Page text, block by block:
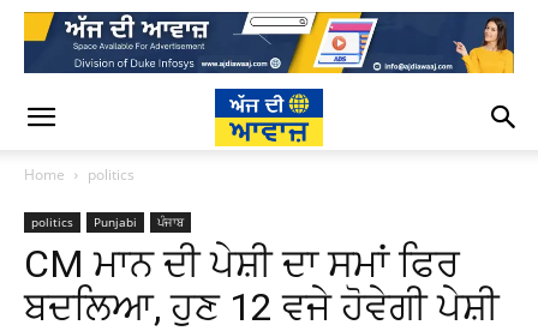
Home politics
politics Punjabi ਪੰਜਾਬ
CM ਮਾਨ ਦੀ ਪੇਸ਼ੀ ਦਾ ਸਮਾਂ ਫਿਰ
ਬਦਲਿਆ, ਹੁਣ 12 ਵਜੇ ਹੋਵੇਗੀ ਪੇਸ਼ੀ